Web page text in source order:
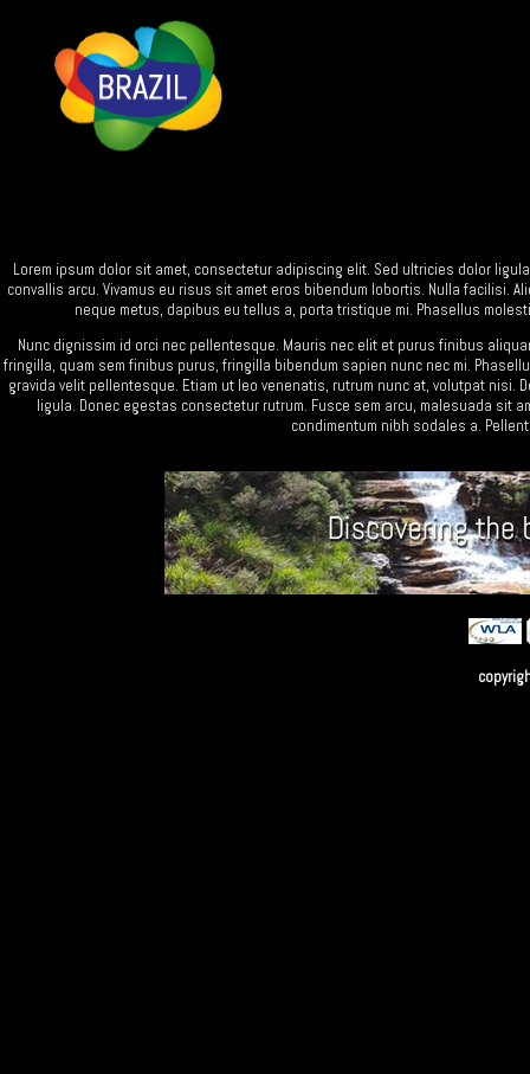
Lorem ipsum dolor sit amet, consectetur adipiscing elit. Sed ultricies dolor
convallis arcu. Vivamus eu risus sit amet eros bibendum lobortis. Nulla facilisi.
neque metus, dapibus eu tellus a, porta tristique mi. Phasellus
Nunc dignissim id orci nec pellentesque. Mauris nec elit et purus finibus
fringilla, quam sem finibus purus, fringilla bibendum sapien nunc nec mi.
gravida velit pellentesque. Etiam ut leo venenatis, rutrum nunc at, volutpat
ligula. Donec egestas consectetur rutrum. Fusce sem arcu, malesuada sit
condimentum nibh sodales a.